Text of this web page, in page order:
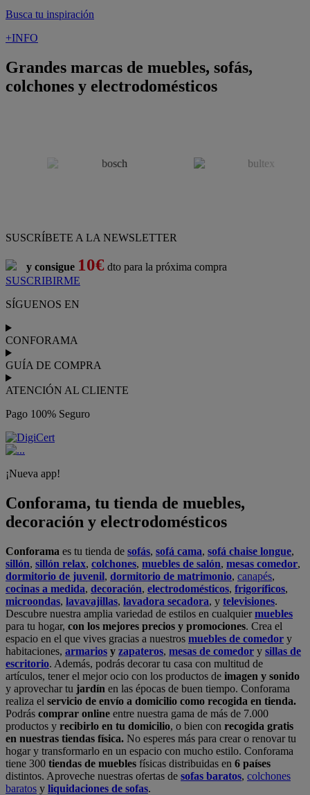
Busca tu inspiración
+INFO
Grandes marcas de muebles, sofás,
colchones y electrodomésticos
SUSCRÍBETE A LA NEWSLETTER
y consigue 10€ dto para la próxima compra
SUSCRIBIRME
SÍGUENOS EN
CONFORAMA
GUÍA DE COMPRA
ATENCIÓN AL CLIENTE
Pago 100% Seguro
¡Nueva app!
Conforama, tu tienda de muebles,
decoración y electrodomésticos
Conforama es tu tienda de sofás, sofá cama, sofá chaise longue,
sillón, sillón relax, colchones, muebles de salón, mesas comedor,
dormitorio de juvenil, dormitorio de matrimonio, canapés,
cocinas a medida, decoración, electrodomésticos, frigoríficos,
microondas, lavavajillas, lavadora secadora, y televisiones.
Descubre nuestra amplia variedad de estilos en cualquiermuebles
para tu hogar, con los mejores precios y promociones. Crea el
espacio en el que vives gracias a nuestros muebles de comedor y
habitaciones, armarios y zapateros, mesas de comedor y sillas de
escritorio. Además, podrás decorar tu casa con multitud de
artículos, tener el mejor ocio con los productos de imagen y sonido
y aprovechar tu jardín en las épocas de buen tiempo. Conforama
realiza el servicio de envío a domicilio como recogida en tienda.
Podrás comprar online entre nuestra gama de más de 7.000
productos y recibirlo en tu domicilio, o bien con recogida gratis
en nuestras tiendas física. No esperes más para crear o renovar tu
hogar y transformarlo en un espacio con mucho estilo. Conforama
tiene 300 tiendas de muebles físicas distribuidas en 6 países
distintos. Aproveche nuestras ofertas de sofas baratos, colchones
baratos y liquidaciones de sofas.